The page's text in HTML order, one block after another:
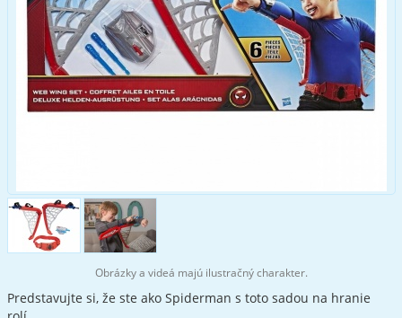
Obrázky a videá majú ilustračný charakter.
Predstavujte si, že ste ako Spiderman s toto sadou na hranie